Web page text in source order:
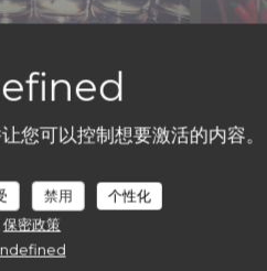
您可以控制想要激活的内容。
禁用
个性化
保密政策
cocktails